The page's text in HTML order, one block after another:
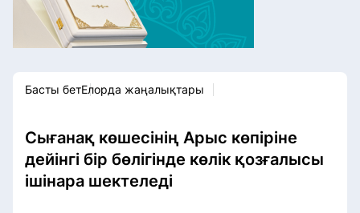
Спорт
Мәдениет
Басты бетЕлорда жаңалықтары
Сығанақ көшесінің Арыс көпіріне
дейінгі бір бөлігінде көлік қозғалысы
ішінара шектеледі